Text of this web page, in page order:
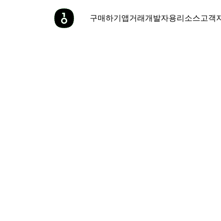
구매하기앱거래개발자용리소스고객